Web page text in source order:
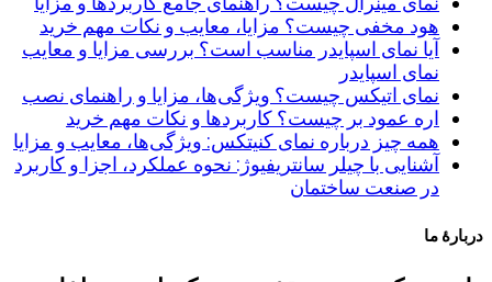
هود مخفی چیست؟ مزایا، معایب و نکات مهم خرید
آیا نمای اسپایدر مناسب است؟ بررسی مزایا و معایب
نمای اسپایدر
نمای اتیکس چیست؟ ویژگی‌ها، مزایا و راهنمای نصب
اره عمود بر چیست؟ کاربردها و نکات مهم خرید
همه چیز درباره نمای کنیتکس: ویژگی‌ها، معایب و مزایا
آشنایی با چیلر سانتریفیوژ: نحوه عملکرد، اجزا و کاربرد
در صنعت ساختمان
دربارۀ ما